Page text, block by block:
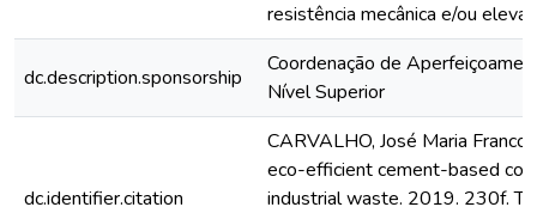
resistência mecânica e/ou
dc.description.sponsorship
Coordenação de
Nível Superior
dc.identifier.citation
CARVALHO, José Maria
eco-efficient cement-based
industrial waste. 2019. 230f.